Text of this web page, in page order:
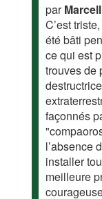
par
C’est
été bâti
ce qui est
trouves de
façonnés
l’absence
installer
meilleure